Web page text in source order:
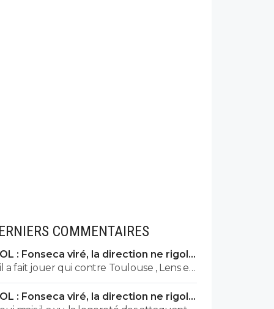
COMMENTAIRES
OL : Fonseca viré, la direction ne rigole
plus
il a fait jouer qui contre Toulouse , Lens et
Vigo qui selon les docteurs es football de
foot01 n'auraient pas du jouer
OL : Fonseca viré, la direction ne rigole